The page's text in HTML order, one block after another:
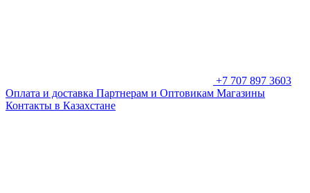
+7 707 897 3603
Оплата и доставка Партнерам и Оптовикам Магазины
Контакты в Казахстане